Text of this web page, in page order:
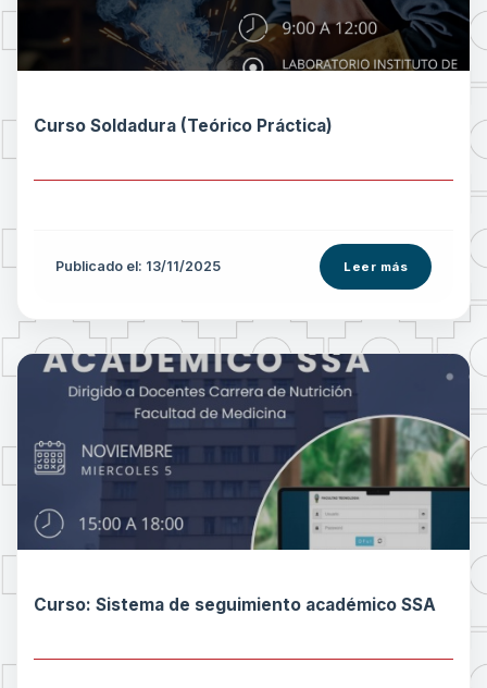
Curso Soldadura (Teórico Práctica)
Publicado el: 13/11/2025 Leer más
Curso: Sistema de seguimiento académico SSA